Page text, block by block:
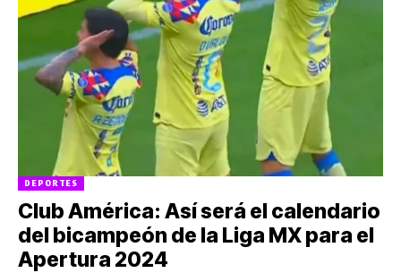
DEPORTES
Club América: Así será el calendario
del bicampeón de la Liga MX para el
Apertura 2024